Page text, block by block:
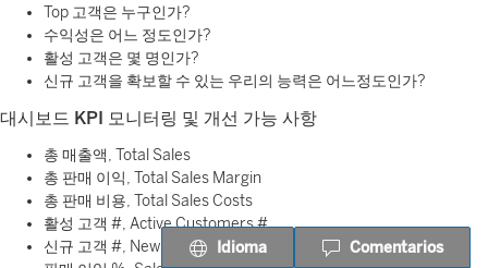
Top 고객은 누구인가?
수익성은 어느 정도인가?
활성 고객은 몇 명인가?
신규 고객을 확보할 수 있는 우리의 능력은 어느정도인가?
대시보드 KPI 모니터링 및 개선 가능 사항
총 매출액, Total Sales
총 판매 이익, Total Sales Margin
총 판매 비용, Total Sales Costs
활성 고객 #, Active Customers #
신규 고객 #, New Customers #
Idioma Comentarios